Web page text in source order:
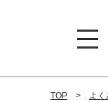
TOP よく